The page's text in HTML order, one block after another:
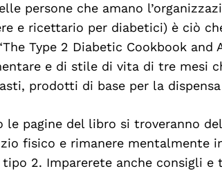
persone che amano
e ricettario per diabetici) è ciò
Type 2 Diabetic Cookbook
e di stile di vita di tre mesi
prodotti di base per la
le pagine del libro si troveranno
fisico e rimanere mentalmente
2. Imparerete anche consigli e